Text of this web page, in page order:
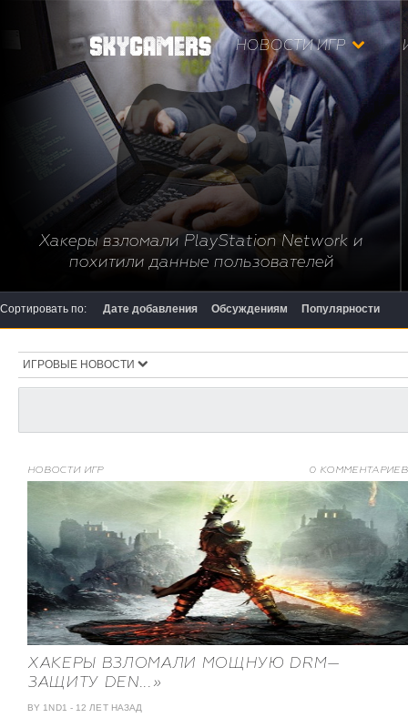
НОВОСТИ ИГР
Хакеры взломали PlayStation Network и
похитили данные пользователей
Сортировать по: Дате добавления Обсуждениям Популярности
ИГРОВЫЕ НОВОСТИ
НОВОСТИ ИГР 0 КОММЕНТАРИЕВ
ХАКЕРЫ ВЗЛОМАЛИ МОЩНУЮ DRM—
ЗАЩИТУ DEN...»
BY 1ND1 - 12 ЛЕТ НАЗАД